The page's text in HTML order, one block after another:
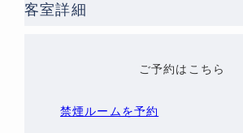
客室詳細
ご予約はこちら
禁煙ルームを予約